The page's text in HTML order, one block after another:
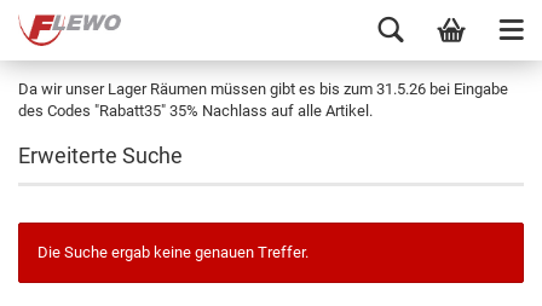
Da wir unser Lager Räumen müssen gibt es bis zum 31.5.26 bei Eingabe
des Codes "Rabatt35" 35% Nachlass auf alle Artikel.
Erweiterte Suche
Die Suche ergab keine genauen Treffer.